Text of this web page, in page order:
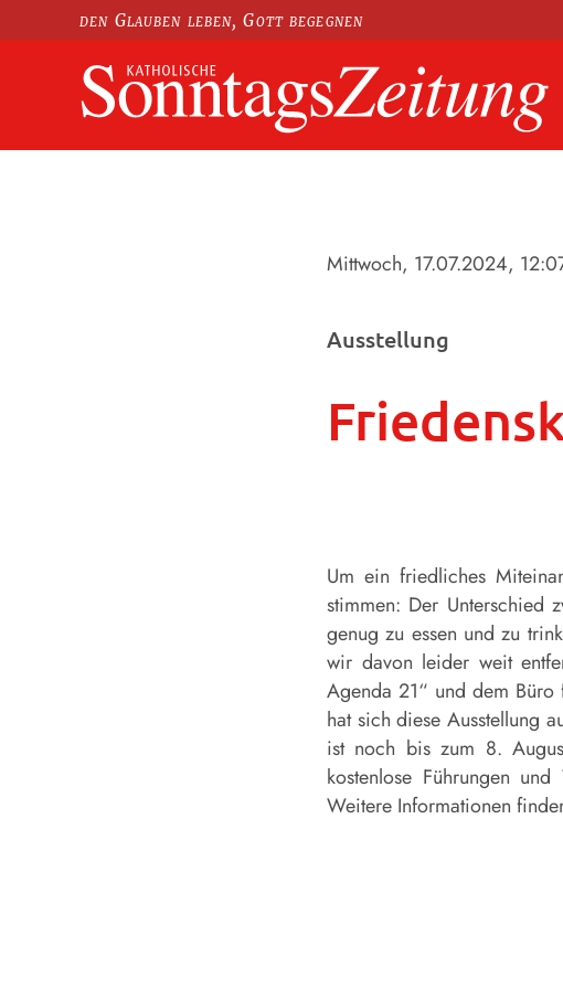
den Glauben leben, Gott begegnen
Mittwoch, 17.07.2024,
Ausstellung
Um ein friedliches
stimmen: Der Unterschied
genug zu essen und zu
wir davon leider weit
Agenda 21“ und dem
hat sich diese Ausstellung
ist noch bis zum 8.
kostenlose Führungen
Weitere Informationen